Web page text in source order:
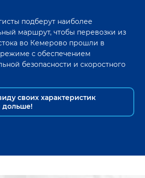
подберут наиболее
маршрут, чтобы перевозки из
во Кемерово прошли в
с обеспечением
безопасности и скоростного
своих характеристик
дольше!